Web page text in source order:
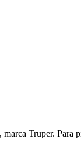
Truper. Para